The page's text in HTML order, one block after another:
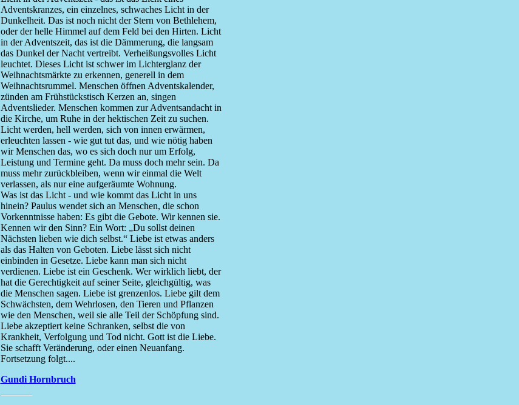
Adventskranzes, ein einzelnes, schwaches Licht in der
Dunkelheit. Das ist noch nicht der Stern von Bethlehem,
oder der helle Himmel auf dem Feld bei den Hirten. Licht
in der Adventszeit, das ist die Dämmerung, die langsam
das Dunkel der Nacht vertreibt. Verheißungsvolles Licht
leuchtet. Dieses Licht ist schwer im Lichterglanz der
Weihnachtsmärkte zu erkennen, generell in dem
Weihnachtsrummel. Menschen öffnen Adventskalender,
zünden am Frühstückstisch Kerzen an, singen
Adventslieder. Menschen kommen zur Adventsandacht in
die Kirche, um Ruhe in der hektischen Zeit zu suchen.
Licht werden, hell werden, sich von innen erwärmen,
erleuchten lassen - wie gut tut das, und wie nötig haben
wir Menschen das, wo es sich doch nur um Erfolg,
Leistung und Termine geht. Da muss doch mehr sein. Da
muss mehr zurückbleiben, wenn wir einmal die Welt
verlassen, als nur eine aufgeräumte Wohnung.
Was ist das Licht - und wie kommt das Licht in uns
hinein? Paulus wendet sich an Menschen, die schon
Vorkenntnisse haben: Es gibt die Gebote. Wir kennen sie.
Kennen wir den Sinn? Ein Wort: „Du sollst deinen
Nächsten lieben wie dich selbst.“ Liebe ist etwas anders
als das Halten von Geboten. Liebe lässt sich nicht
einbinden in Gesetze. Liebe kann man sich nicht
verdienen. Liebe ist ein Geschenk. Wer wirklich liebt, der
hat die Gerechtigkeit auf seiner Seite, gleichgültig, was
die Menschen sagen. Liebe ist grenzenlos. Liebe gilt dem
Schwächsten, dem Wehrlosen, den Tieren und Pflanzen
wie den Menschen, weil sie alle Teil der Schöpfung sind.
Liebe akzeptiert keine Schranken, selbst die von
Krankheit, Verfolgung und Tod nicht. Gott ist die Liebe.
Sie schafft Veränderung, oder einen Neuanfang.
Fortsetzung folgt....
Gundi Hornbruch